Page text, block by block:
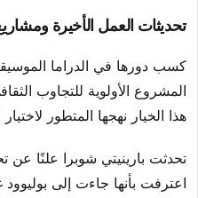
تحديثات العمل الأخيرة
كسب دورها في الدراما
المشروع الأولوية للتجاوب
هذا الخيار نهجها المتطور
تحدثت بارينيتي شوبرا علنًا عن
اعترفت بأنها جاءت إلى